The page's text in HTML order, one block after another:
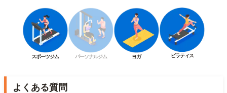
スポーツジム パーソナルジム ヨガ ピラティス
よくある質問